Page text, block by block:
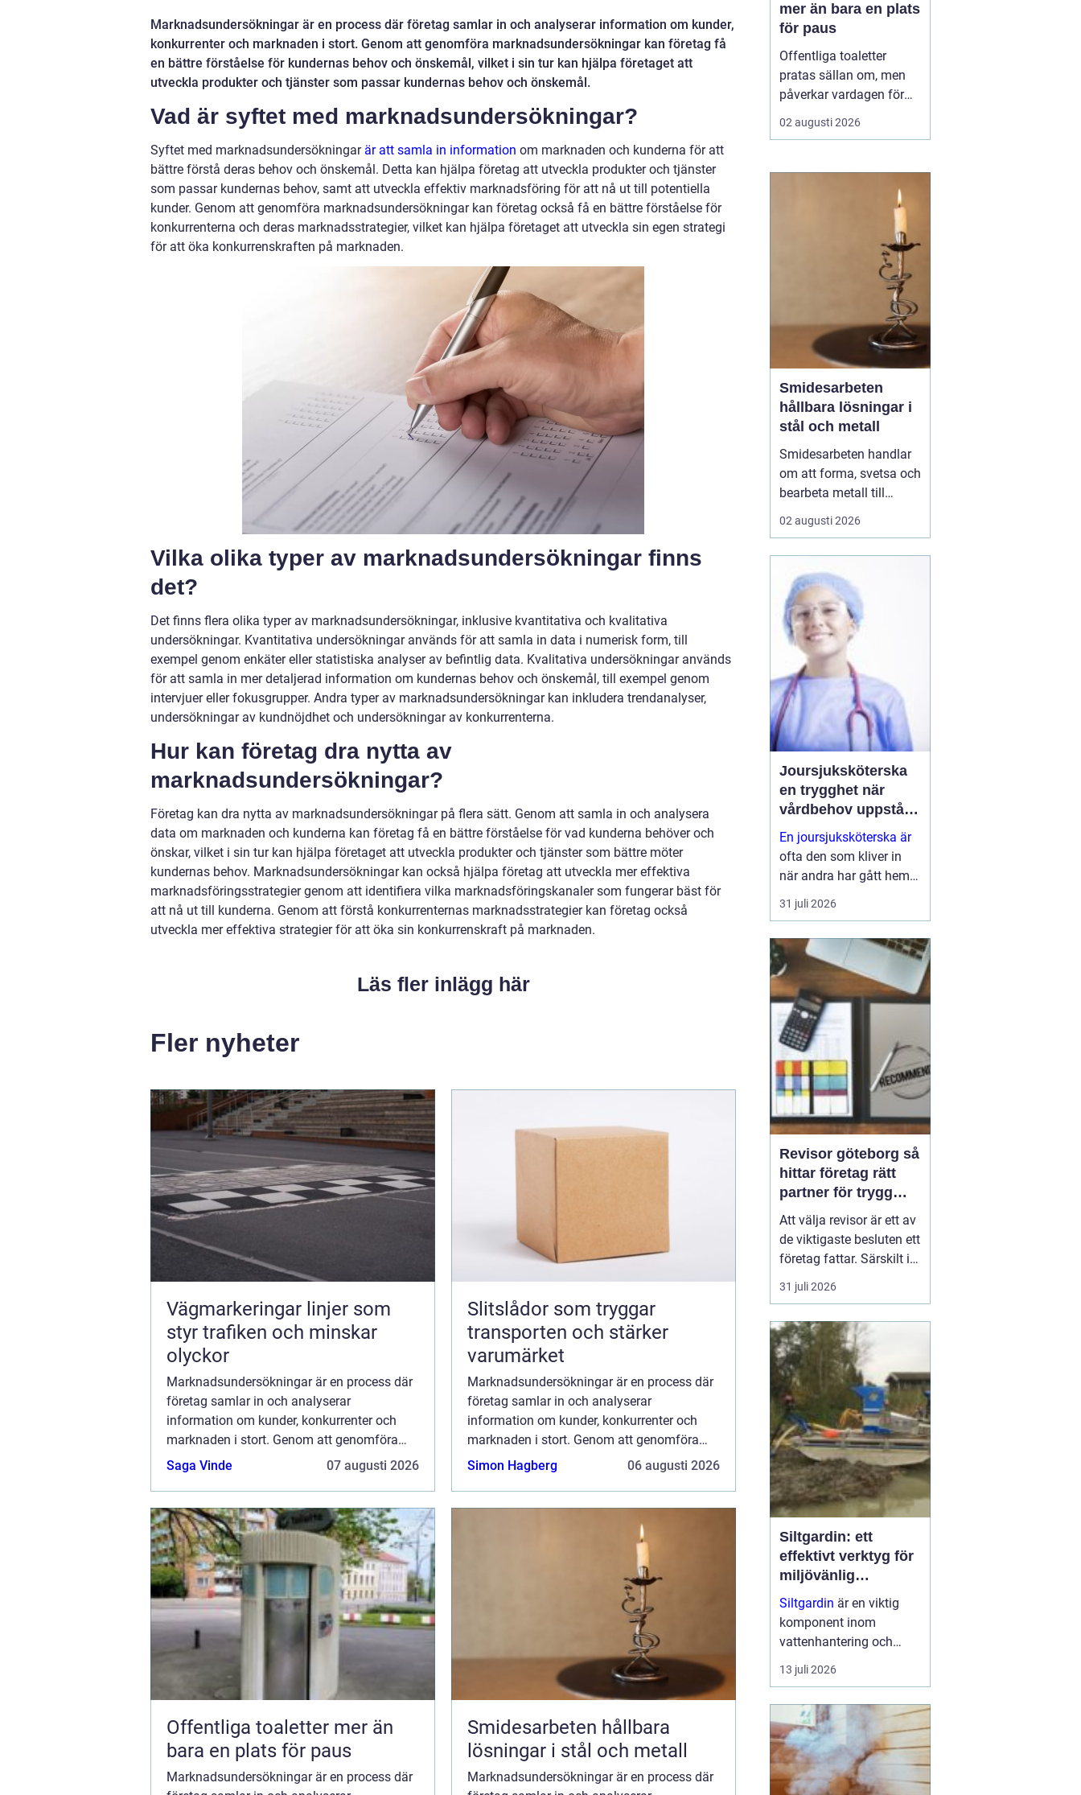
Marknadsundersökningar är en process där företag samlar in och analyserar information om kunder,
konkurrenter och marknaden i stort. Genom att genomföra marknadsundersökningar kan företag få
en bättre förståelse för kundernas behov och önskemål, vilket i sin tur kan hjälpa företaget att
utveckla produkter och tjänster som passar kundernas behov och önskemål.
Vad är syftet med marknadsundersökningar?
Syftet med marknadsundersökningar är att samla in information om marknaden och kunderna för att
bättre förstå deras behov och önskemål. Detta kan hjälpa företag att utveckla produkter och tjänster
som passar kundernas behov, samt att utveckla effektiv marknadsföring för att nå ut till potentiella
kunder. Genom att genomföra marknadsundersökningar kan företag också få en bättre förståelse för
konkurrenterna och deras marknadsstrategier, vilket kan hjälpa företaget att utveckla sin egen strategi
för att öka konkurrenskraften på marknaden.
Vilka olika typer av marknadsundersökningar finns
det?
Det finns flera olika typer av marknadsundersökningar, inklusive kvantitativa och kvalitativa
undersökningar. Kvantitativa undersökningar används för att samla in data i numerisk form, till
exempel genom enkäter eller statistiska analyser av befintlig data. Kvalitativa undersökningar används
för att samla in mer detaljerad information om kundernas behov och önskemål, till exempel genom
intervjuer eller fokusgrupper. Andra typer av marknadsundersökningar kan inkludera trendanalyser,
undersökningar av kundnöjdhet och undersökningar av konkurrenterna.
Hur kan företag dra nytta av
marknadsundersökningar?
Företag kan dra nytta av marknadsundersökningar på flera sätt. Genom att samla in och analysera
data om marknaden och kunderna kan företag få en bättre förståelse för vad kunderna behöver och
önskar, vilket i sin tur kan hjälpa företaget att utveckla produkter och tjänster som bättre möter
kundernas behov. Marknadsundersökningar kan också hjälpa företag att utveckla mer effektiva
marknadsföringsstrategier genom att identifiera vilka marknadsföringskanaler som fungerar bäst för
att nå ut till kunderna. Genom att förstå konkurrenternas marknadsstrategier kan företag också
utveckla mer effektiva strategier för att öka sin konkurrenskraft på marknaden.
Läs fler inlägg här
Fler nyheter
Vägmarkeringar linjer som
styr trafiken och minskar
olyckor
Marknadsundersökningar är en process där
företag samlar in och analyserar
information om kunder, konkurrenter och
marknaden i stort. Genom att genomföra
marknadsundersökningar kan företag få en
Saga Vinde 07 augusti 2026
Slitslådor som tryggar
transporten och stärker
varumärket
Marknadsundersökningar är en process där
företag samlar in och analyserar
information om kunder, konkurrenter och
marknaden i stort. Genom att genomföra
marknadsundersökningar kan företag få en
Simon Hagberg 06 augusti 2026
Offentliga toaletter mer än
bara en plats för paus
Marknadsundersökningar är en process där
Smidesarbeten hållbara
lösningar i stål och metall
Marknadsundersökningar är en process där
mer än bara en plats
för paus
Offentliga toaletter
pratas sällan om, men
påverkar vardagen för
nästan alla. När en stad,
park eller reseknut
toaletter begränsas
funktionsnedsättning
och långväga resenäre...
02 augusti 2026
Smidesarbeten
hållbara lösningar i
stål och metall
Smidesarbeten handlar
om att forma, svetsa och
bearbeta metall till
starka och hållbara
konstruktioner. Det kan
trappor till stora
stålkonstruktioner i
industrin. När smidet
utförs rätt får du
produkter som håller
länge, tål...
02 augusti 2026
Joursjuksköterska
en trygghet när
vårdbehov uppstår
dygnet runt
En joursjuksköterska är
ofta den som kliver in
när andra har gått hem
för dagen. Under sena
kvällar, nätter och helger
människor på
äldreboenden, LSS-
boenden, inom
socialpsykiatrin och i
ord...
31 juli 2026
Revisor göteborg så
hittar företag rätt
partner för trygg
tillväxt
Att välja revisor är ett av
de viktigaste besluten ett
företag fattar. Särskilt i
en företagsintensiv stad
som Göteborg, där allt
bolag till internationella
koncerner verkar sida vid
sida. En bra revisor gör
mer än att granska s...
31 juli 2026
Siltgardin: ett
effektivt verktyg för
miljövänlig
vattenhantering
Siltgardin är en viktig
komponent inom
vattenhantering och
miljöskydd, särskilt i
verksamheter som
sjögrävning. Dessa
barriärer hjälper till att
minska grumling och
sp...
13 juli 2026